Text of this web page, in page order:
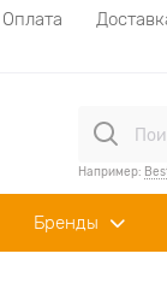
Оплата
Например:
Бренды